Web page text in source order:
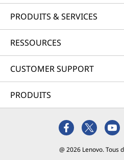
PRODUITS & SERVICES
RESSOURCES
CUSTOMER SUPPORT
PRODUITS
@ 2026 Lenovo. Tous